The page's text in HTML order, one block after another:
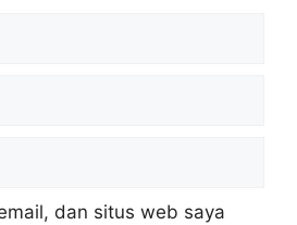
dan situs web saya